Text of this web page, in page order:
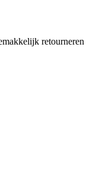
retourneren